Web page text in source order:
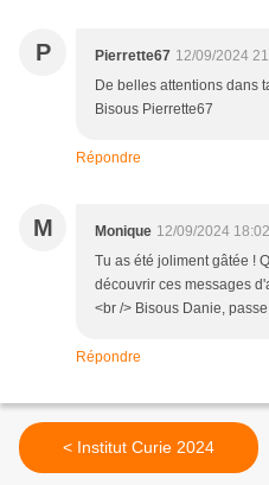
P Pierrette67 12/09/2024
De belles attentions dans
Bisous Pierrette67
Répondre
M Monique 12/09/2024 18:02
Tu as été joliment gâtée !
découvrir ces messages
<br /> Bisous Danie,
Répondre
< Institut Curie 2024